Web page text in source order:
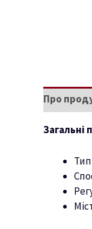
Про
Загальні